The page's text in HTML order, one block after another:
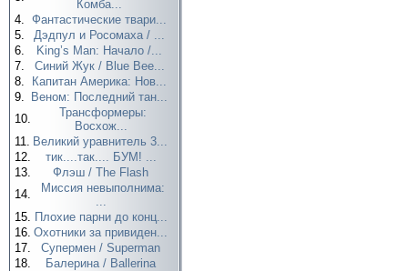
Комба...
4. Фантастические твари...
5.
Дэдпул и Росомаха / ...
6.
King’s Man: Начало /...
7.
Синий Жук / Blue Bee...
8.
Капитан Америка: Нов...
9.
Веном: Последний тан...
10.
Трансформеры:
Восхож...
11. Великий уравнитель 3...
12.
тик....так.... БУМ! ...
13.
Флэш / The Flash
14.
Миссия невыполнима:
...
15. Плохие парни до конц...
16. Охотники за привиден...
17.
Супермен / Superman
18.
Балерина / Ballerina